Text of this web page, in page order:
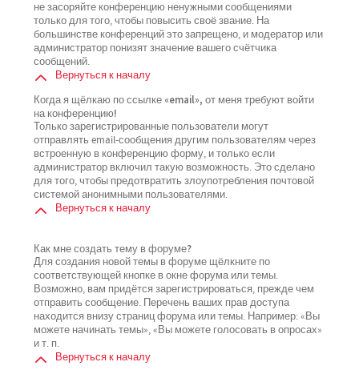
не засоряйте конференцию ненужными сообщениями
только для того, чтобы повысить своё звание. На
большинстве конференций это запрещено, и модератор или
администратор понизят значение вашего счётчика
сообщений.
Вернуться к началу
Когда я щёлкаю по ссылке «email», от меня требуют войти
на конференцию!
Только зарегистрированные пользователи могут
отправлять email-сообщения другим пользователям через
встроенную в конференцию форму, и только если
администратор включил такую возможность. Это сделано
для того, чтобы предотвратить злоупотребления почтовой
системой анонимными пользователями.
Вернуться к началу
Как мне создать тему в форуме?
Для создания новой темы в форуме щёлкните по
соответствующей кнопке в окне форума или темы.
Возможно, вам придётся зарегистрироваться, прежде чем
отправить сообщение. Перечень ваших прав доступа
находится внизу страниц форума или темы. Например: «Вы
можете начинать темы», «Вы можете голосовать в опросах»
и т. п.
Вернуться к началу